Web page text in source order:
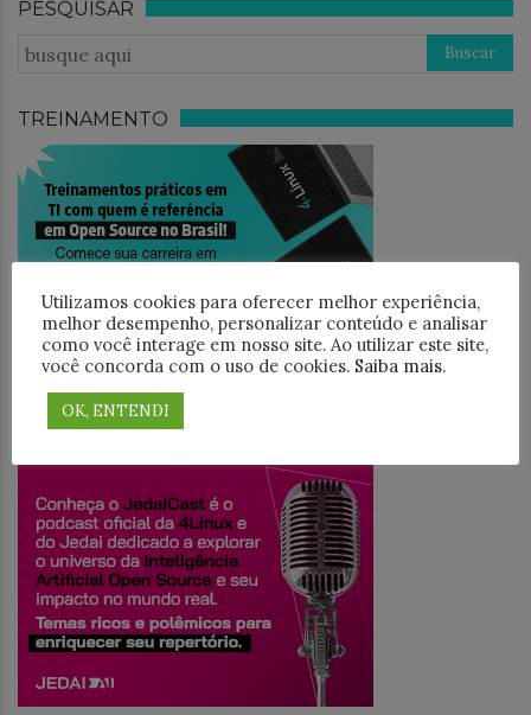
PESQUISAR
TREINAMENTO
JEDAICAST
Utilizamos cookies para oferecer melhor experiência,
melhor desempenho, personalizar conteúdo e analisar
como você interage em nosso site. Ao utilizar este site,
você concorda com o uso de cookies. Saiba mais.
OK, ENTENDI